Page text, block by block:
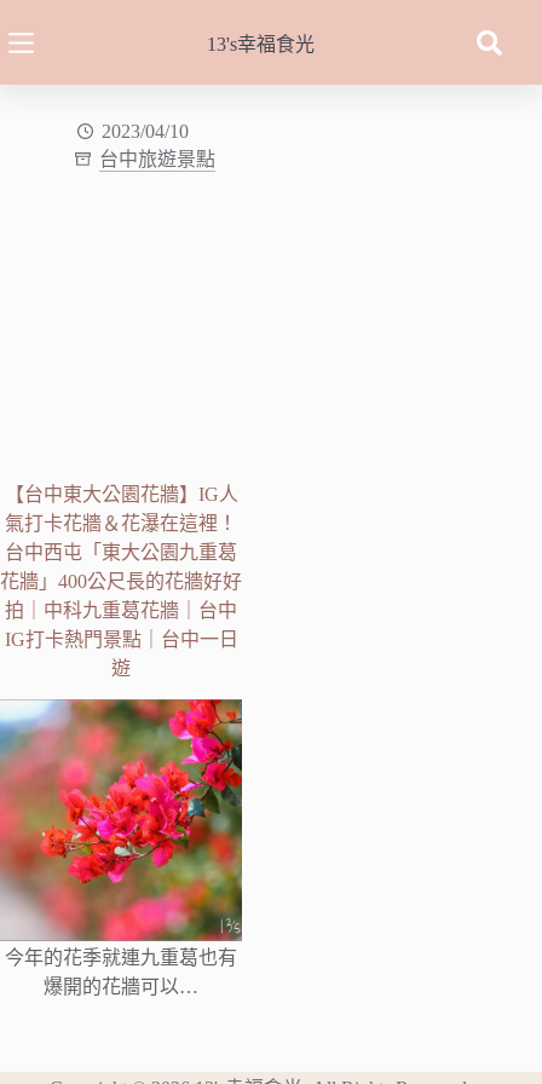
至
13's幸福食光
2023/04/10
台中旅遊景點
【台中東大公園花牆】IG人
氣打卡花牆＆花瀑在這裡！
台中西屯「東大公園九重葛
花牆」400公尺長的花牆好好
拍｜中科九重葛花牆｜台中
IG打卡熱門景點｜台中一日
遊
今年的花季就連九重葛也有
爆開的花牆可以…